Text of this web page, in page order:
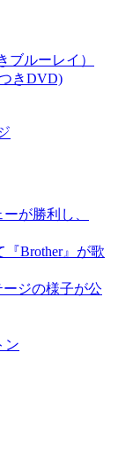
ブルーレイ）
きDVD)
が勝利し、
『Brother』が歌
ージの様子が公
ン